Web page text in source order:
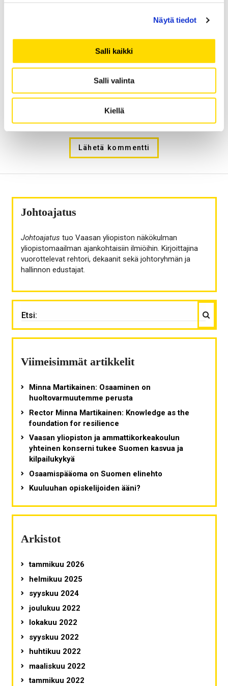
Näytä tiedot
Salli kaikki
Salli valinta
Kiellä
Kotisivu
Tallenna Nimeni, Sähköpostiosoitteeni Ja Kotisivuni
Tähän Selaimeen Seuraavaa Kommentointikertaa
Varten.
Johtoajatus
Johtoajatus tuo Vaasan yliopiston näkökulman
yliopistomaailman ajankohtaisiin ilmiöihin. Kirjoittajina
vuorottelevat rehtori, dekaanit sekä johtoryhmän ja
hallinnon edustajat.
Haku
Viimeisimmät artikkelit
Minna Martikainen: Osaaminen on
huoltovarmuutemme perusta
Rector Minna Martikainen: Knowledge as the
foundation for resilience
Vaasan yliopiston ja ammattikorkeakoulun
yhteinen konserni tukee Suomen kasvua ja
kilpailukykyä
Osaamispääoma on Suomen elinehto
Kuuluuhan opiskelijoiden ääni?
Arkistot
tammikuu 2026
helmikuu 2025
syyskuu 2024
joulukuu 2022
lokakuu 2022
syyskuu 2022
huhtikuu 2022
maaliskuu 2022
tammikuu 2022